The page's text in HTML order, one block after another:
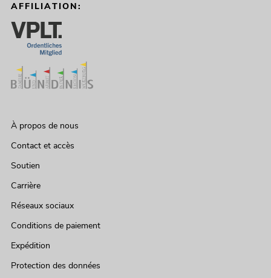
AFFILIATION:
À propos de nous
Contact et accès
Soutien
Carrière
Réseaux sociaux
Conditions de paiement
Expédition
Protection des données